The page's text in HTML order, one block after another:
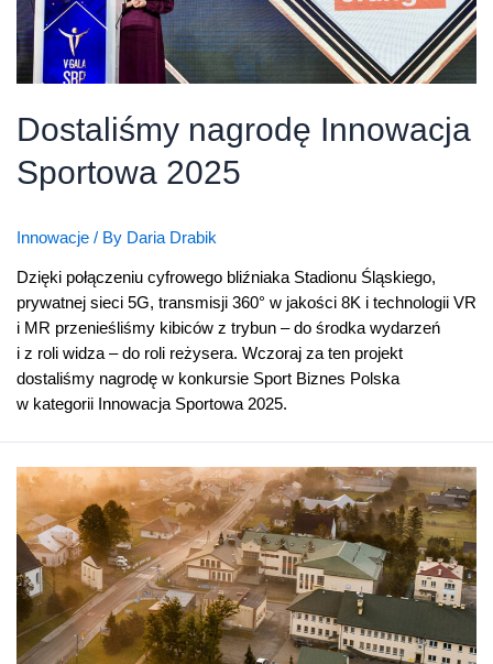
Dostaliśmy nagrodę Innowacja
Sportowa 2025
Innowacje/ By Daria Drabik
Dzięki połączeniu cyfrowego bliźniaka Stadionu Śląskiego,
prywatnej sieci 5G, transmisji 360° w jakości 8K i technologii VR
i MR przenieśliśmy kibiców z trybun – do środka wydarzeń
i z roli widza – do roli reżysera. Wczoraj za ten projekt
dostaliśmy nagrodę w konkursie Sport Biznes Polska
w kategorii Innowacja Sportowa 2025.